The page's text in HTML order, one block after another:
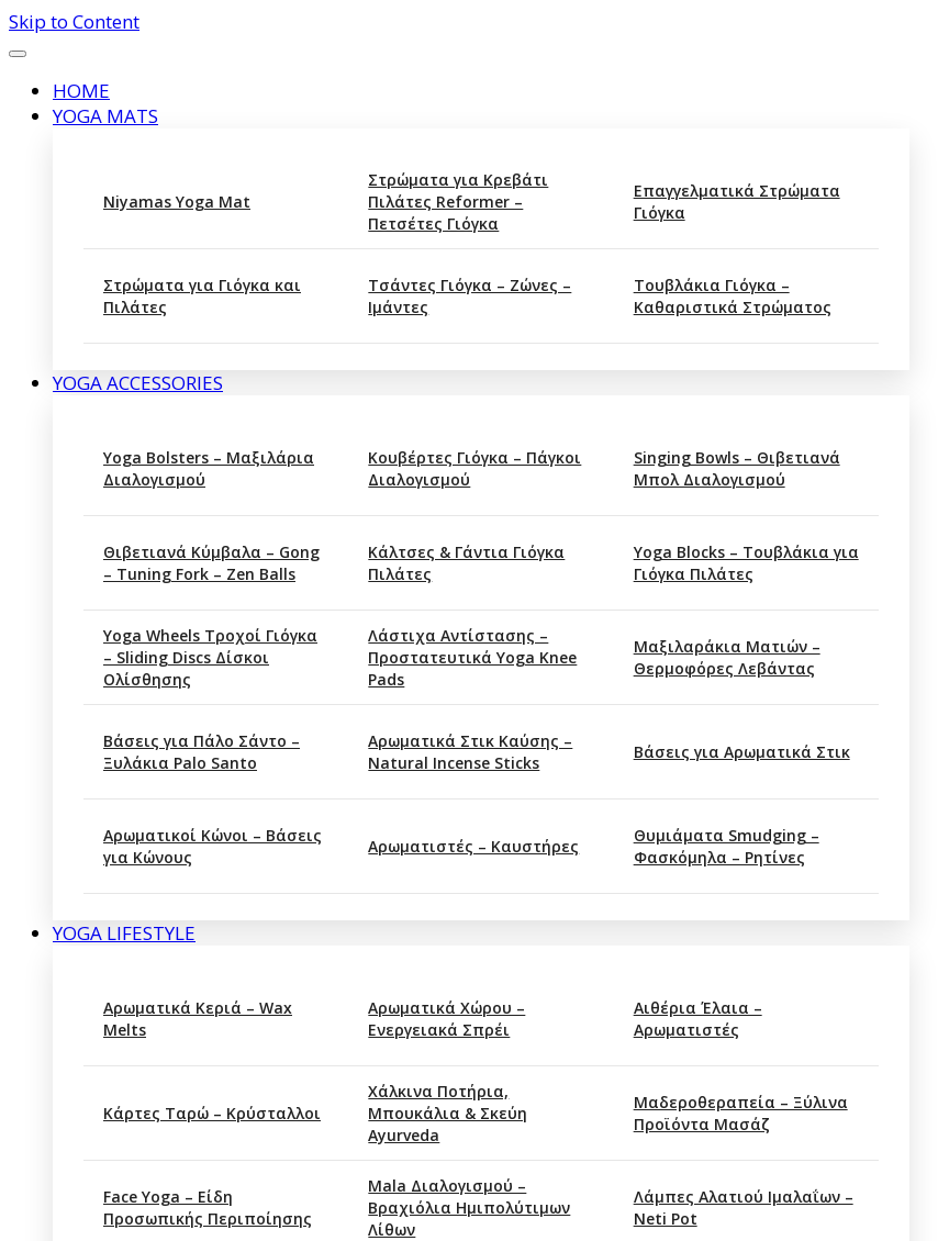
Skip to Content
HOME
YOGA MATS
Niyamas Yoga Mat
Στρώματα για Κρεβάτι
Πιλάτες Reformer –
Πετσέτες Γιόγκα
Επαγγελματικά Στρώματα
Γιόγκα
Στρώματα για Γιόγκα και
Πιλάτες
Τσάντες Γιόγκα – Ζώνες –
Ιμάντες
Τουβλάκια Γιόγκα –
Καθαριστικά Στρώματος
YOGA ACCESSORIES
Yoga Bolsters – Μαξιλάρια
Διαλογισμού
Κουβέρτες Γιόγκα – Πάγκοι
Διαλογισμού
Singing Bowls – Θιβετιανά
Μπολ Διαλογισμού
Θιβετιανά Κύμβαλα – Gong
– Tuning Fork – Zen Balls
Κάλτσες & Γάντια Γιόγκα
Πιλάτες
Yoga Blocks – Τουβλάκια για
Γιόγκα Πιλάτες
Yoga Wheels Τροχοί Γιόγκα
– Sliding Discs Δίσκοι
Ολίσθησης
Λάστιχα Αντίστασης –
Προστατευτικά Yoga Knee
Pads
Μαξιλαράκια Ματιών –
Θερμοφόρες Λεβάντας
Βάσεις για Πάλο Σάντο –
Ξυλάκια Palo Santo
Αρωματικά Στικ Καύσης –
Natural Incense Sticks
Βάσεις για Αρωματικά Στικ
Αρωματικοί Κώνοι – Βάσεις
για Κώνους
Αρωματιστές – Καυστήρες
Θυμιάματα Smudging –
Φασκόμηλα – Ρητίνες
YOGA LIFESTYLE
Αρωματικά Κεριά – Wax
Melts
Αρωματικά Χώρου –
Ενεργειακά Σπρέι
Αιθέρια Έλαια –
Αρωματιστές
Κάρτες Ταρώ – Κρύσταλλοι
Xάλκινα Ποτήρια,
Μπουκάλια & Σκεύη
Ayurveda
Mαδεροθεραπεία – Ξύλινα
Προϊόντα Μασάζ
Face Yoga – Είδη
Προσωπικής Περιποίησης
Mala Διαλογισμού –
Βραχιόλια Ημιπολύτιμων
Λίθων
Λάμπες Αλατιού Ιμαλαΐων –
Neti Pot